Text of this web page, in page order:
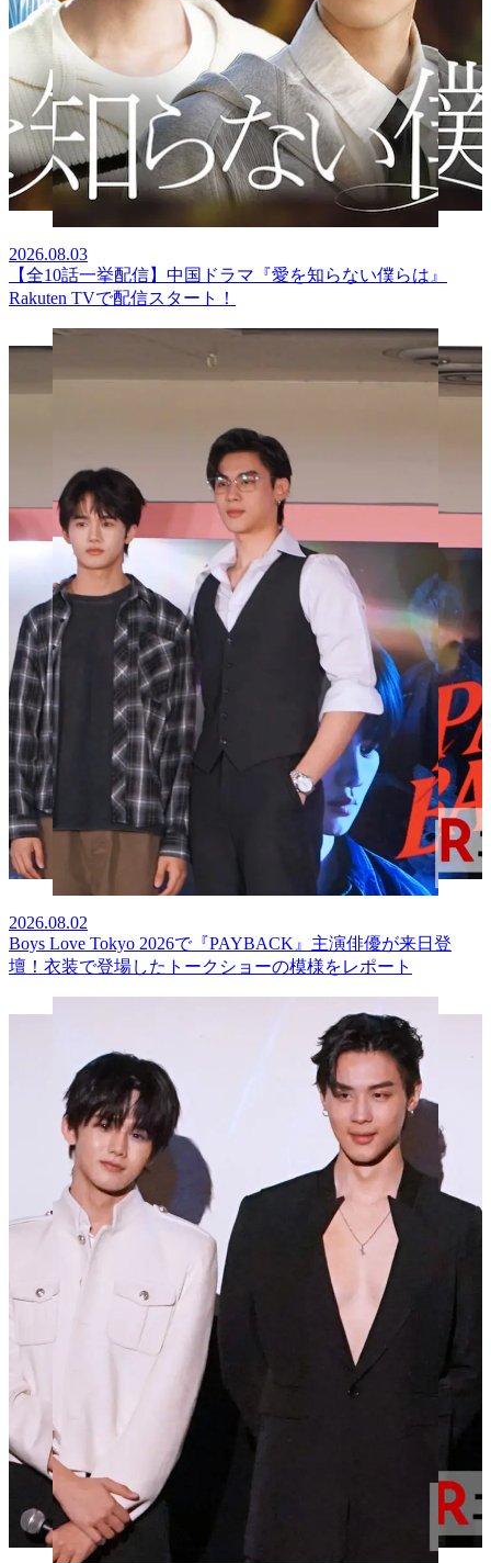
2026.08.03
【全10話一挙配信】中国ドラマ『愛を知らない僕らは』
Rakuten TVで配信スタート！
2026.08.02
Boys Love Tokyo 2026で『PAYBACK』主演俳優が来日登
壇！衣装で登場したトークショーの模様をレポート